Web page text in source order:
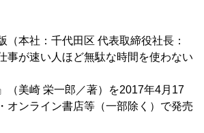
（本社：千代田区 代表取締役社長：
事が速い人ほど無駄な時間を使わない
（美崎 栄一郎／著）を2017年4月17
オンライン書店等（一部除く）で発売